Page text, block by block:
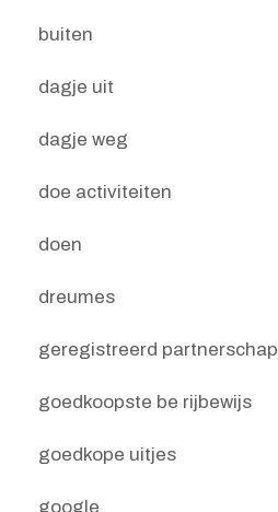
buiten
dagje uit
dagje weg
doe activiteiten
doen
dreumes
geregistreerd partnerschap
goedkoopste be rijbewijs
goedkope uitjes
google